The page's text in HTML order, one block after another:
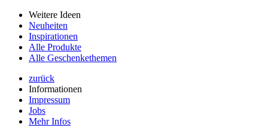
Weitere Ideen
Neuheiten
Inspirationen
Alle Produkte
Alle Geschenkethemen
zurück
Informationen
Impressum
Jobs
Mehr Infos